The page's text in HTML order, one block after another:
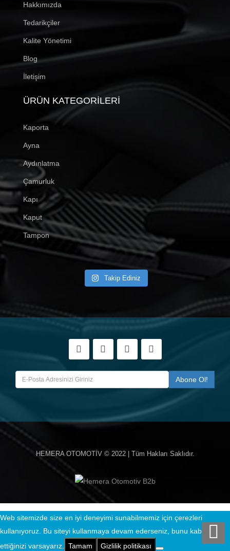
Hakkımızda
Tedarikçiler
Kalite Yönetimi
Blog
İletişim
ÜRÜN KATEGORILERI
Kaporta
Ayna
Aydınlatma
Çamurluk
Kapı
Kaput
Tampon
Takip Ediniz
HEMERA OTOMOTİV© 2022 | Tüm Hakları Saklıdır.
Web sitemizde size en iyi deneyimi sunabilmemiz için çerezleri
kullanıyoruz. Bu siteyi kullanmaya devam ederseniz, bunu kabul
ettiğinizi varsayarız.
Tamam Gizlilik politikası